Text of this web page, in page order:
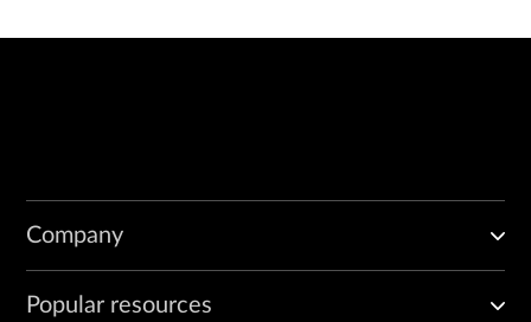
Company
Popular resources